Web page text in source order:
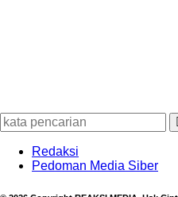
Redaksi
Pedoman Media Siber